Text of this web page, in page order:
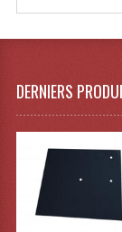
DERNIERS